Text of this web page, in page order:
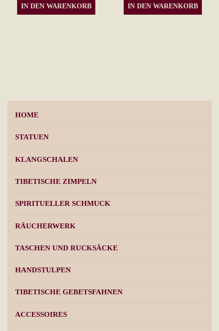
IN DEN WARENKORB IN DEN WARENKORB
HOME
STATUEN
KLANGSCHALEN
TIBETISCHE ZIMPELN
SPIRITUELLER SCHMUCK
RÄUCHERWERK
TASCHEN UND RUCKSÄCKE
HANDSTULPEN
TIBETISCHE GEBETSFAHNEN
ACCESSOIRES